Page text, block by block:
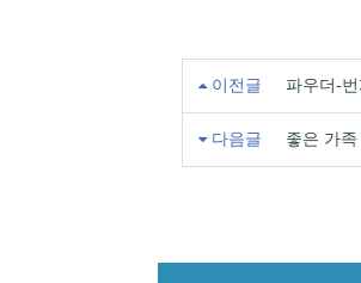
이전글 파우더-
다음글 좋은 가